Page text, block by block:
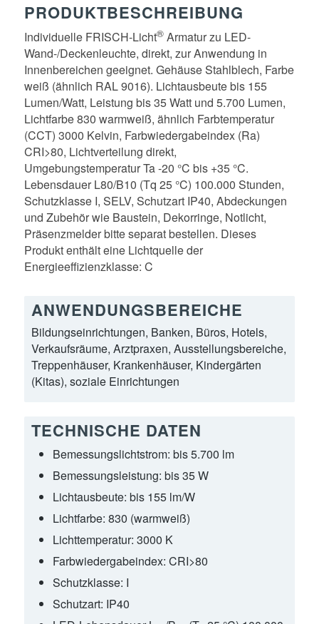
PRODUKTBESCHREIBUNG
Individuelle FRISCH-Licht®Armatur zu LED-
Wand-/Deckenleuchte, direkt, zur Anwendung in
Innenbereichen geeignet. Gehäuse Stahlblech, Farbe
weiß (ähnlich RAL 9016). Lichtausbeute bis 155
Lumen/Watt, Leistung bis 35 Watt und 5.700 Lumen,
Lichtfarbe 830 warmweiß, ähnlich Farbtemperatur
(CCT) 3000 Kelvin, Farbwiedergabeindex (Ra)
CRI>80, Lichtverteilung direkt,
Umgebungstemperatur Ta -20 °C bis +35 °C.
Lebensdauer L80/B10 (Tq 25 °C) 100.000 Stunden,
Schutzklasse I, SELV, Schutzart IP40, Abdeckungen
und Zubehör wie Baustein, Dekorringe, Notlicht,
Präsenzmelder bitte separat bestellen. Dieses
Produkt enthält eine Lichtquelle der
Energieeffizienzklasse: C
ANWENDUNGSBEREICHE
Bildungseinrichtungen, Banken, Büros, Hotels,
Verkaufsräume, Arztpraxen, Ausstellungsbereiche,
Treppenhäuser, Krankenhäuser, Kindergärten
(Kitas), soziale Einrichtungen
TECHNISCHE DATEN
Bemessungslichtstrom: bis 5.700 lm
Bemessungsleistung: bis 35 W
Lichtausbeute: bis 155 lm/W
Lichtfarbe: 830 (warmweiß)
Lichttemperatur: 3000 K
Farbwiedergabeindex: CRI>80
Schutzklasse: I
Schutzart: IP40